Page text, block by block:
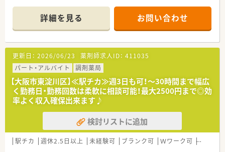
方箋は0枚から5枚程度と少なめです。
■薬剤師は常勤1名とパート1名、派遣1名で構成され、事務員2名
の手厚いサポートがあります。
【募集背景と求める人物像について】
■現職の管理薬剤師が産休に入るため、店舗運営を担ってくださ
る方を急募しております。
■管理薬剤師の経験は問いませんが、周囲のスタッフと協力しな
がら柔軟に対応できる方を求めます。
■施設在宅の割合が高いため、ご高齢の患者様一人ひとりに寄り
添った丁寧な対応ができる方は歓迎です。
【法人特徴について】
■大阪市内に2店舗を展開しており、グループ法人で介護施設も
運営しているため経営基盤は安定しています。
詳細を見る お問い合わせ
更新日： 2026/06/23 薬剤師求人ID： 411035
パート・アルバイト
調剤薬局
【大阪市東淀川区】≪駅チカ≫週3日も可！～30時間まで幅広
く勤務日・勤務回数は柔軟に相談可能！最大2500円まで◎効
率よく収入確保出来ます♪
検討リストに追加
駅チカ 週休2.5日以上 未経験可 ブランク可 Ｗワーク可 転勤なし